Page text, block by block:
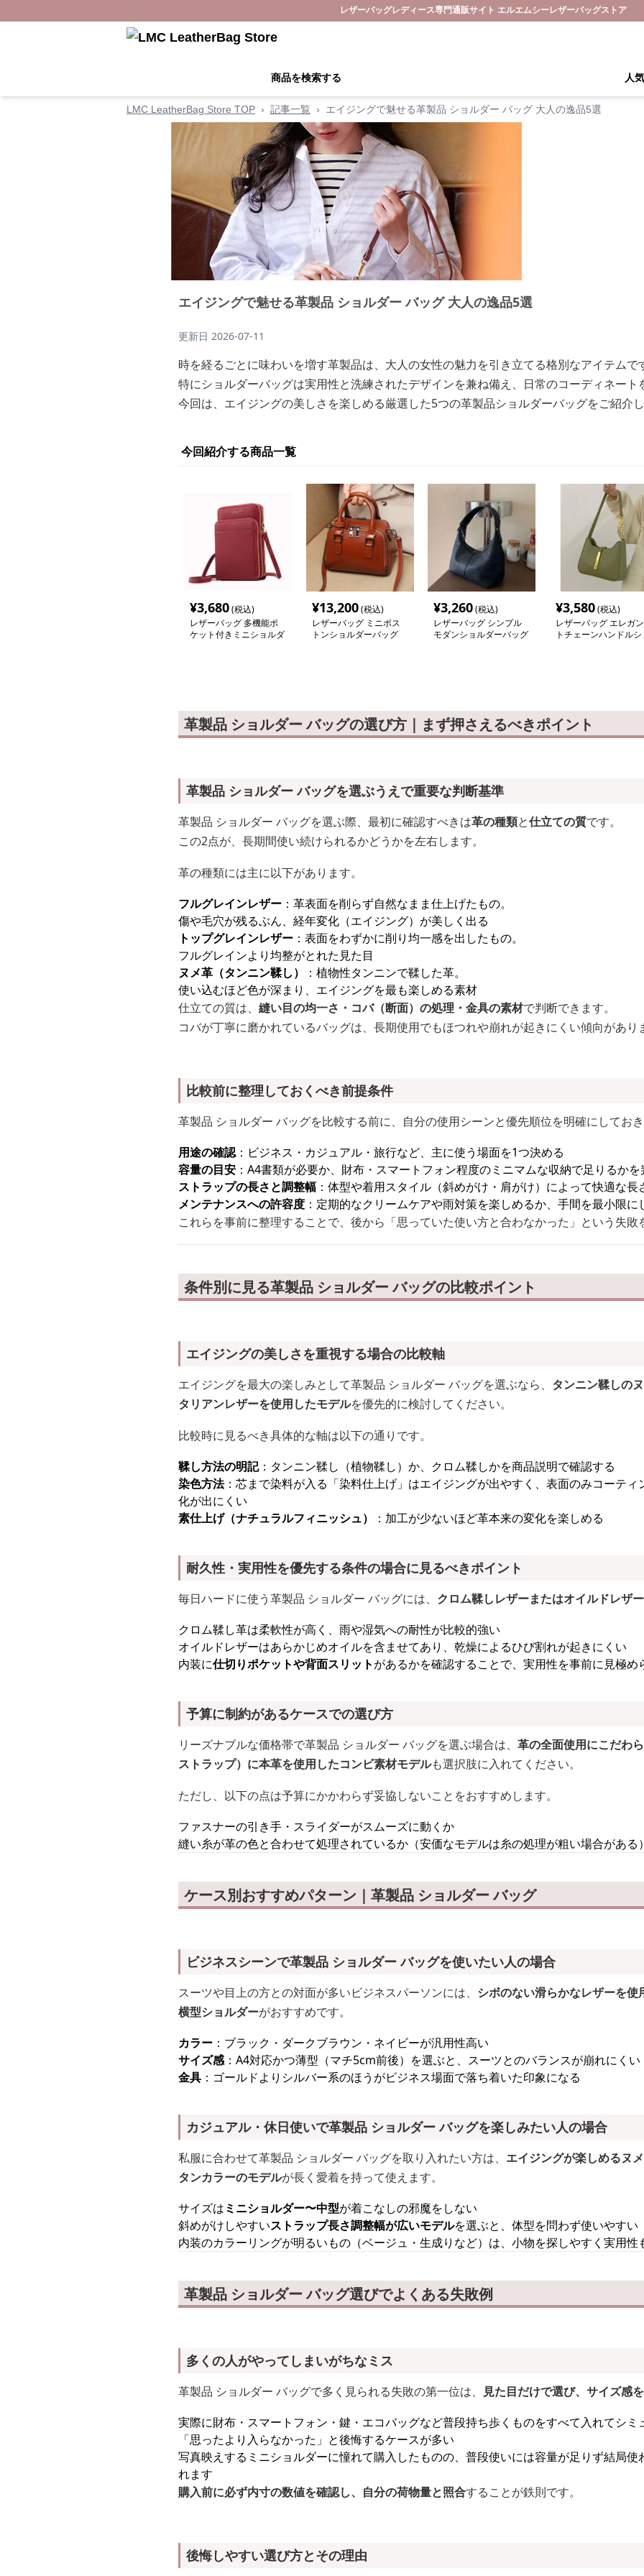
レザーバッグレディース専門通販サイト エルエムシーレザーバッグストア
商品を検索する 人
LMC LeatherBag Store TOP › 記事一覧 › エイジングで魅せる革製品 ショルダー バッグ 大人の逸品5選
エイジングで魅せる革製品 ショルダー バッグ 大人の逸品5選
更新日 2026-07-11
時を経るごとに味わいを増す革製品は、大人の女性の魅力を引き立てる格別なアイテムで
特にショルダーバッグは実用性と洗練されたデザインを兼ね備え、日常のコーディネート
今回は、エイジングの美しさを楽しめる厳選した5つの革製品ショルダーバッグをご紹介し
今回紹介する商品一覧
¥3,680(税込)
レザーバッグ 多機能ポ
ケット付きミニショルダ
¥13,200(税込)
レザーバッグ ミニボス
トンショルダーバッグ
¥3,260(税込)
レザーバッグ シンプル
モダンショルダーバッグ
¥3,580(税込)
レザーバッグ エレガン
トチェーンハンドルシ
革製品 ショルダー バッグの選び方｜まず押さえるべきポイント
革製品 ショルダー バッグを選ぶうえで重要な判断基準
革製品 ショルダー バッグを選ぶ際、最初に確認すべきは革の種類と仕立ての質です。
この2点が、長期間使い続けられるかどうかを左右します。
革の種類には主に以下があります。
フルグレインレザー ：革表面を削らず自然なまま仕上げたもの。
傷や毛穴が残るぶん、経年変化（エイジング）が美しく出る
トップグレインレザー ：表面をわずかに削り均一感を出したもの。
フルグレインより均整がとれた見た目
ヌメ革（タンニン鞣し）
：植物性タンニンで鞣した革。
使い込むほど色が深まり、エイジングを最も楽しめる素材
仕立ての質は、 縫い目の均一さ・コバ（断面）の処理・金具の素材で判断できます。
コバが丁寧に磨かれているバッグは、長期使用でもほつれや崩れが起きにくい傾向があり
比較前に整理しておくべき前提条件
革製品 ショルダー バッグを比較する前に、自分の使用シーンと優先順位を明確にしておき
用途の確認：ビジネス・カジュアル・旅行など、主に使う場面を1つ決める
容量の目安 ：A4書類が必要か、財布・スマートフォン程度のミニマムな収納で足りるかを
ストラップの長さと調整幅 ：体型や着用スタイル（斜めがけ・肩がけ）によって快適な長
メンテナンスへの許容度 ：定期的なクリームケアや雨対策を楽しめるか、手間を最小限
これらを事前に整理することで、後から「思っていた使い方と合わなかった」という失敗
条件別に見る革製品 ショルダー バッグの比較ポイント
エイジングの美しさを重視する場合の比較軸
エイジングを最大の楽しみとして革製品 ショルダー バッグを選ぶなら、 タンニン鞣しの
タリアンレザーを使用したモデルを優先的に検討してください。
比較時に見るべき具体的な軸は以下の通りです。
鞣し方法の明記：タンニン鞣し（植物鞣し）か、クロム鞣しかを商品説明で確認する
染色方法：芯まで染料が入る「染料仕上げ」はエイジングが出やすく、表面のみコーテ
化が出にくい
素仕上げ（ナチュラルフィニッシュ）
：加工が少ないほど革本来の変化を楽しめる
耐久性・実用性を優先する条件の場合に見るべきポイント
毎日ハードに使う革製品 ショルダー バッグには、 クロム鞣しレザーまたはオイルドレザー
クロム鞣し革は柔軟性が高く、雨や湿気への耐性が比較的強い
オイルドレザーはあらかじめオイルを含ませてあり、乾燥によるひび割れが起きにくい
内装に仕切りポケットや背面スリットがあるかを確認することで、実用性を事前に見極め
予算に制約があるケースでの選び方
リーズナブルな価格帯で革製品 ショルダー バッグを選ぶ場合は、 革の全面使用にこだわ
ストラップ）に本革を使用したコンビ素材モデルも選択肢に入れてください。
ただし、以下の点は予算にかかわらず妥協しないことをおすすめします。
ファスナーの引き手・スライダーがスムーズに動くか
縫い糸が革の色と合わせて処理されているか（安価なモデルは糸の処理が粗い場合がある）
ケース別おすすめパターン｜革製品 ショルダー バッグ
ビジネスシーンで革製品 ショルダー バッグを使いたい人の場合
スーツや目上の方との対面が多いビジネスパーソンには、 シボのない滑らかなレザーを
横型ショルダーがおすすめです。
カラー ：ブラック・ダークブラウン・ネイビーが汎用性高い
サイズ感：A4対応かつ薄型（マチ5cm前後）を選ぶと、スーツとのバランスが崩れにくい
金具 ：ゴールドよりシルバー系のほうがビジネス場面で落ち着いた印象になる
カジュアル・休日使いで革製品 ショルダー バッグを楽しみたい人の場合
私服に合わせて革製品 ショルダー バッグを取り入れたい方は、 エイジングが楽しめるヌ
タンカラーのモデルが長く愛着を持って使えます。
サイズはミニショルダー〜中型が着こなしの邪魔をしない
斜めがけしやすいストラップ長さ調整幅が広いモデルを選ぶと、体型を問わず使いやすい
内装のカラーリングが明るいもの（ベージュ・生成りなど）は、小物を探しやすく実用性
革製品 ショルダー バッグ選びでよくある失敗例
多くの人がやってしまいがちなミス
革製品 ショルダー バッグで多く見られる失敗の第一位は、 見た目だけで選び、サイズ感
実際に財布・スマートフォン・鍵・エコバッグなど普段持ち歩くものをすべて入れてシミ
「思ったより入らなかった」と後悔するケースが多い
写真映えするミニショルダーに憧れて購入したものの、普段使いには容量が足りず結局使
れます
購入前に必ず内寸の数値を確認し、自分の荷物量と照合することが鉄則です。
後悔しやすい選び方とその理由